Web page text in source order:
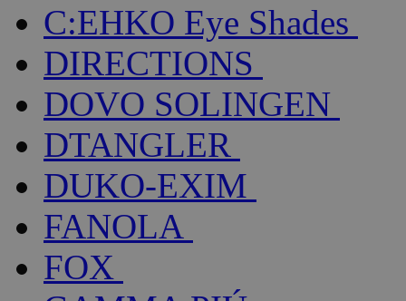
C:EHKO Eye Shades
DIRECTIONS
DOVO SOLINGEN
DTANGLER
DUKO-EXIM
FANOLA
FOX